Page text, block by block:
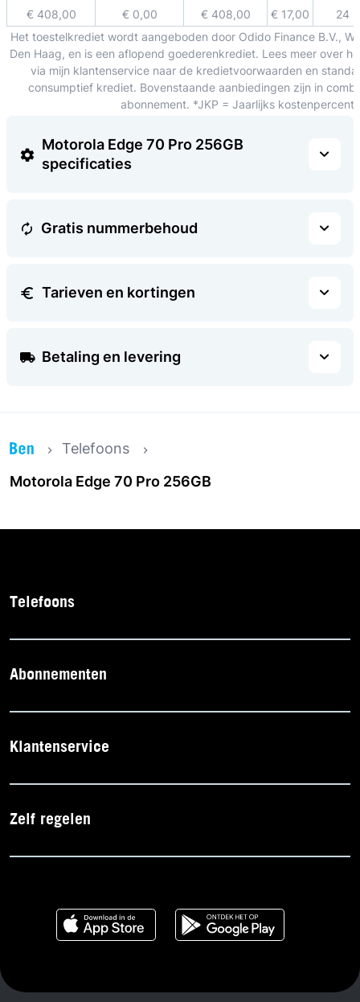
€ 408,00 € 0,00 € 408,00 € 17,00
24
Het toestelkrediet wordt aangeboden door Odido Finance B.V.,
Den Haag, en is een aflopend goederenkrediet. Lees meer over
via mijn klantenservice naar de kredietvoorwaarden en
consumptief krediet. Bovenstaande aanbiedingen zijn in
abonnement. *JKP = Jaarlijks
Motorola Edge 70 Pro 256GB
specificaties
Gratis nummerbehoud
Tarieven en kortingen
Betaling en levering
Telefoons
Motorola Edge 70 Pro 256GB
Telefoons
Abonnementen
Klantenservice
Zelf regelen